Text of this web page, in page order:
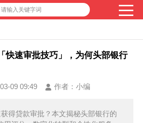
请输入关键字词
快速审批技巧」，为何头部银行
09 09:49 作者： 小编
得贷款审批？本文揭秘头部银行的